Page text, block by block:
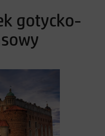
gotycko-